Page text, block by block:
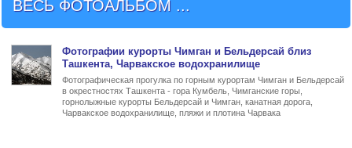
ВЕСЬ ФОТОАЛЬБОМ ...
Фотографии курорты Чимган и Бельдерсай близ
Ташкента, Чарвакское водохранилище
Фотографическая прогулка по горным курортам Чимган и Бельдерсай
в окрестностях Ташкента - гора Кумбель, Чимганские горы,
горнолыжные курорты Бельдерсай и Чимган, канатная дорога,
Чарвакское водохранилище, пляжи и плотина Чарвака